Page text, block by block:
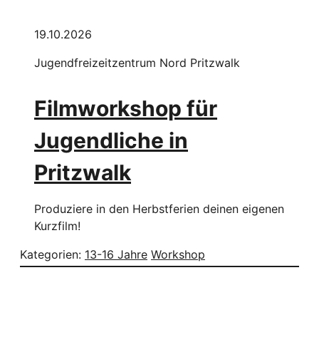
19.10.2026
Jugendfreizeitzentrum Nord Pritzwalk
Filmworkshop für
Jugendliche in
Pritzwalk
Produziere in den Herbstferien deinen eigenen
Kurzfilm!
Kategorien: 13-16 Jahre Workshop